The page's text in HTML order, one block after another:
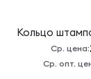
Кольцо
Ср. цена:
Ср. опт.